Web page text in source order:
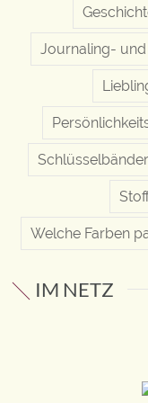
Journaling-
Schlüsselbänder
Welche Farben
IM NETZ